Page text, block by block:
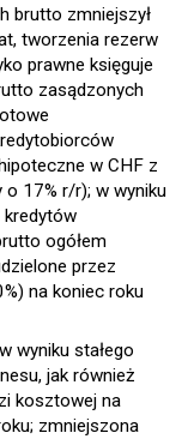
brutto zmniejszył
tworzenia rezerw
prawne księguje
zasądzonych
w CHF z
o 17% r/r); w wyniku
kredytów
ogółem
przez
na koniec roku
wyniku stałego
jak również
kosztowej na
zmniejszona